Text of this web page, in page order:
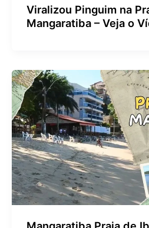
Viralizou Pinguim na
Mangaratiba – Veja o